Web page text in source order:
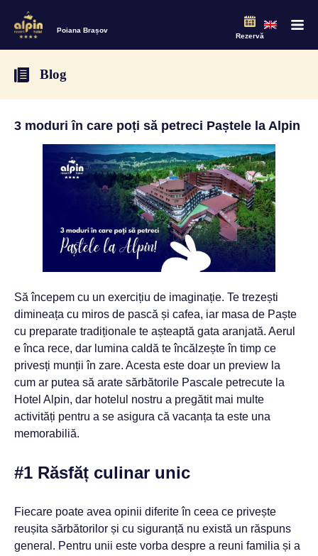
Poiana Brașov
Rezervă
Blog
3 moduri în care poți să petreci Paștele la Alpin
Să începem cu un exercițiu de imaginație. Te trezești
dimineața cu miros de pască și cafea, iar masa de Paște
cu preparate tradiționale te așteaptă gata aranjată. Aerul
e înca rece, dar lumina caldă te încălzește în timp ce
privesți munții în zare. Acesta este doar un preview la
cum ar putea să arate sărbătorile Pascale petrecute la
Hotel Alpin, dar hotelul nostru a pregătit mai multe
activități pentru a se asigura că vacanța ta este una
memorabiliă.
#1 Răsfăț culinar unic
Fiecare poate avea opinii diferite în ceea ce privește
reușita sărbătorilor și cu siguranță nu există un răspuns
general. Pentru unii este vorba despre a reuni familia și a